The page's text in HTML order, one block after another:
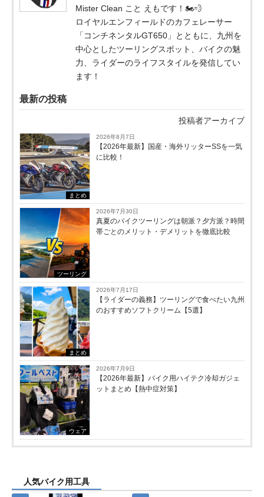
Mister Clean こと えもです！🏍️💨
ロイヤルエンフィールドのカフェレーサー
「コンチネンタルGT650」とともに、九州を
中心としたツーリングスポット、バイクの魅
力、ライダーのライフスタイルを発信してい
ます！
最新の投稿
投稿者アーカイブ
まとめ
2026年8月7日
【2026年最新】国産・海外リッターSSを一気
に比較！
ツーリング
2026年7月30日
真夏のバイクツーリングは朝派？夕方派？時間
帯ごとのメリット・デメリットを徹底比較
まとめ
2026年7月17日
【ライダーの義務】ツーリングで食べたい九州
のおすすめソフトクリーム【5選】
ウェア
2026年7月9日
【2026年最新】バイク用ハイテク冷却ガジェ
ットまとめ【熱中症対策】
人気バイク用工具